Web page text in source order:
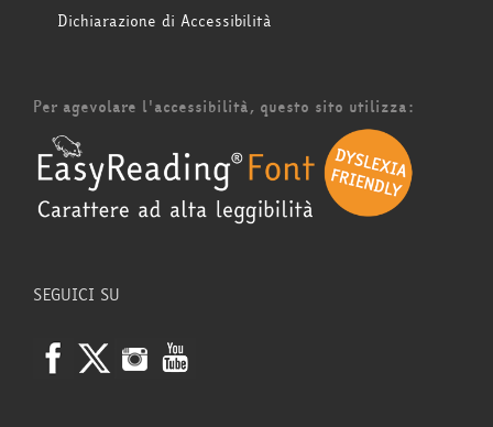
Dichiarazione di Accessibilità
Per agevolare l'accessibilità, questo sito utilizza:
SEGUICI SU